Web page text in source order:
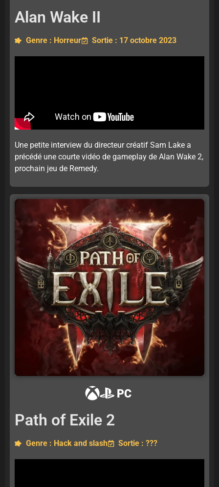
Alan Wake II
Genre : Horreur Sortie : 17 octobre 2023
Une petite interview du directeur créatif Sam Lake a
précédé une courte vidéo de gameplay de Alan Wake 2,
prochain jeu de Remedy.
PC
Path of Exile 2
Genre : Hack and slash Sortie : ???